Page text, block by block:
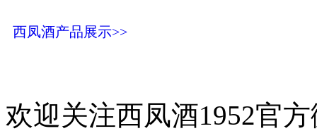
西凤酒产品展示>>
欢迎关注西凤酒1952官